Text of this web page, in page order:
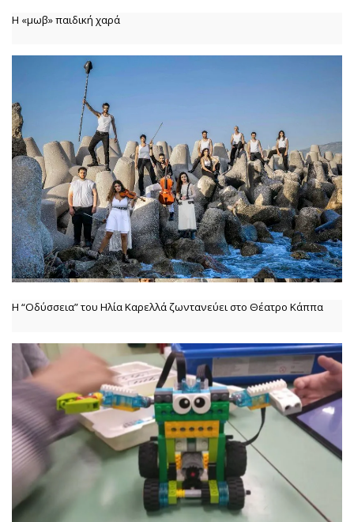
Η «μωβ» παιδική χαρά
Η “Οδύσσεια” του Ηλία Καρελλά ζωντανεύει στο Θέατρο Κάππα